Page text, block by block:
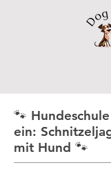
🐾
ein:
mit Hund 🐾